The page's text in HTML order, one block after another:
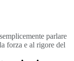
parlare
forza e al rigore del